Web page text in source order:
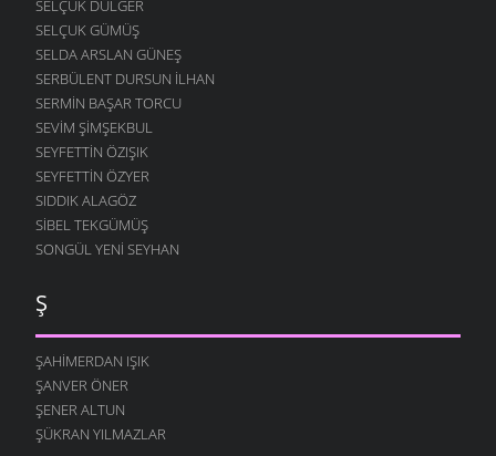
SELÇUK DÜLGER
SELÇUK GÜMÜŞ
SELDA ARSLAN GÜNEŞ
SERBÜLENT DURSUN İLHAN
SERMIN BAŞAR TORCU
SEVIM ŞIMŞEKBUL
SEYFETTIN ÖZIŞIK
SEYFETTIN ÖZYER
SIDDIK ALAGÖZ
SIBEL TEKGÜMÜŞ
SONGÜL YENI SEYHAN
Ş
ŞAHIMERDAN IŞIK
ŞANVER ÖNER
ŞENER ALTUN
ŞÜKRAN YILMAZLAR